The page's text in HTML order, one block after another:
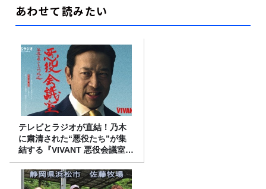
あわせて読みたい
テレビとラジオが直結！乃木
に粛清された“悪役たち”が集
結する『VIVANT 悪役会議室』
7/26(日)23時スタート！